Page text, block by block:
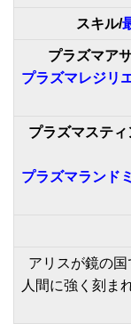
スキル/
プラズマア
プラズマレジリ
プラズマスティ
プラズマランド
アリスが鏡の国
人間に強く刻ま